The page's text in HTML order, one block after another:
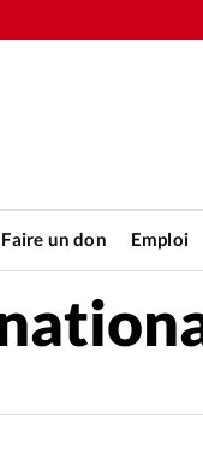
Faire un don Emploi